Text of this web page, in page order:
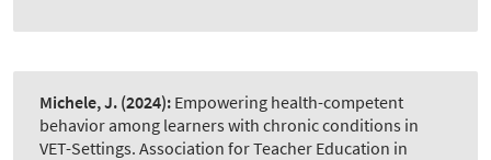
Michele, J. (2024): Empowering health-competent
behavior among learners with chronic conditions in
VET-Settings. Association for Teacher Education in